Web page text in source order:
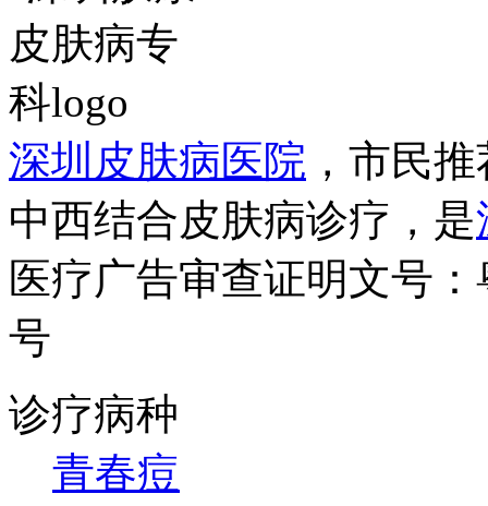
深圳皮肤病医院 ，市民
中西结合皮肤病诊疗，是
医疗广告审查证明文号
号
诊疗病种
青春痘